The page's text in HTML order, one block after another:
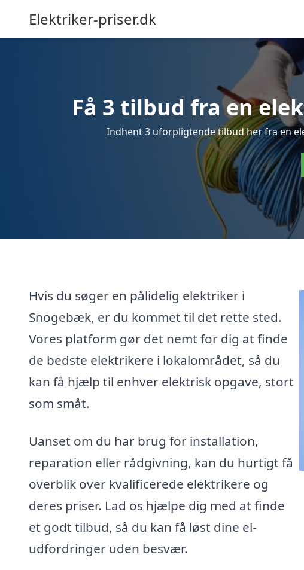
Elektriker-priser.dk
Få 3 tilbud fra en
Indhent 3 uforpligtende tilbud her fra en
Hvis du søger en pålidelig elektriker i
Snogebæk, er du kommet til det rette sted.
Vores platform gør det nemt for dig at finde
de bedste elektrikere i lokalområdet, så du
kan få hjælp til enhver elektrisk opgave, stort
som småt.
Uanset om du har brug for installation,
reparation eller rådgivning, kan du hurtigt få
overblik over kvalificerede elektrikere og
deres priser. Lad os hjælpe dig med at finde
et godt tilbud, så du kan få løst dine el-
udfordringer uden besvær.